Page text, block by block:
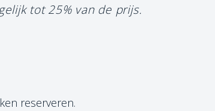
tot 25% van de prijs.
reserveren.